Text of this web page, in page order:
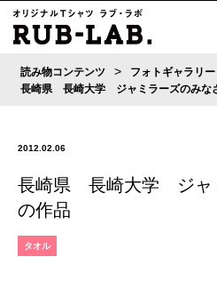
読み物コンテンツ > フォトギャラリー
長崎県 長崎大学 ジャミラーズのみな
2012.02.06
長崎県 長崎大学 ジャ
の作品
タオル